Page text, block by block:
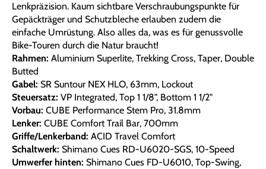
Lenkpräzision. Kaum sichtbare Verschraubungspunkte für
Gepäckträger und Schutzbleche erlauben zudem die
einfache Umrüstung. Also alles da, was es für genussvolle
Bike-Touren durch die Natur braucht!
Rahmen: Aluminium Superlite, Trekking Cross, Taper, Double
Butted
Gabel: SR Suntour NEX HLO, 63mm, Lockout
Steuersatz: VP Integrated, Top 1 1/8", Bottom 1 1/2"
Vorbau: CUBE Performance Stem Pro, 31.8mm
Lenker: CUBE Comfort Trail Bar, 700mm
Griffe/Lenkerband: ACID Travel Comfort
Schaltwerk: Shimano Cues RD-U6020-SGS, 10-Speed
Umwerfer hinten: Shimano Cues FD-U6010, Top-Swing,